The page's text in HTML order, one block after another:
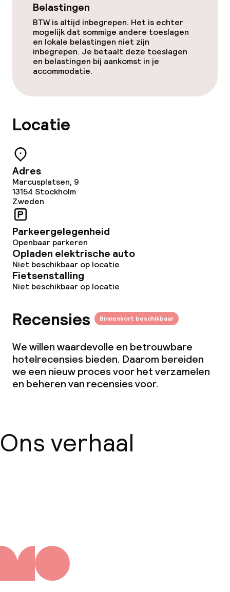
Belastingen
BTW is altijd inbegrepen. Het is echter
mogelijk dat sommige andere toeslagen
en lokale belastingen niet zijn
inbegrepen. Je betaalt deze toeslagen
en belastingen bij aankomst in je
accommodatie.
Locatie
Adres
Marcusplatsen, 9
13154 Stockholm
Zweden
Parkeergelegenheid
Openbaar parkeren
Opladen elektrische auto
Niet beschikbaar op locatie
Fietsenstalling
Niet beschikbaar op locatie
Recensies Binnenkort beschikbaar
We willen waardevolle en betrouwbare
hotelrecensies bieden. Daarom bereiden
we een nieuw proces voor het verzamelen
en beheren van recensies voor.
Ons verhaal